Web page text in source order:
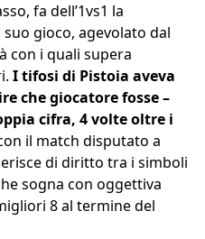
fa dell’1vs1 la
gioco, agevolato dal
con i quali supera
I tifosi di Pistoia aveva
che giocatore fosse –
cifra, 4 volte oltre i
il match disputato a
di diritto tra i simboli
sogna con oggettiva
8 al termine del